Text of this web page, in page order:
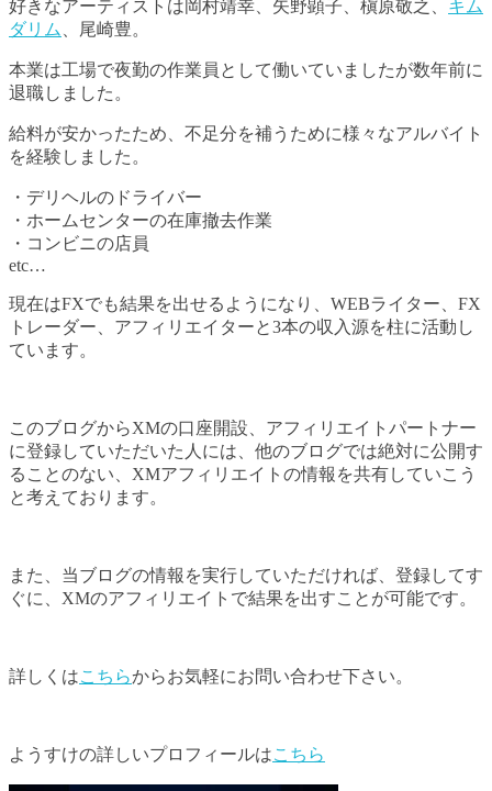
好きなアーティストは岡村靖幸、矢野顕子、槇原敬之、 キム
ダリム
、尾崎豊。
本業は工場で夜勤の作業員として働いていましたが数年前に
退職しました。
給料が安かったため、不足分を補うために様々なアルバイト
を経験しました。
・デリヘルのドライバー
・ホームセンターの在庫撤去作業
・コンビニの店員
etc…
現在はFXでも結果を出せるようになり、WEBライター、FX
トレーダー、アフィリエイターと3本の収入源を柱に活動し
ています。
このブログからXMの口座開設、アフィリエイトパートナー
に登録していただいた人には、他のブログでは絶対に公開す
ることのない、XMアフィリエイトの情報を共有していこう
と考えております。
また、当ブログの情報を実行していただければ、登録してす
ぐに、XMのアフィリエイトで結果を出すことが可能です。
詳しくはこちらからお気軽にお問い合わせ下さい。
ようすけの詳しいプロフィールはこちら